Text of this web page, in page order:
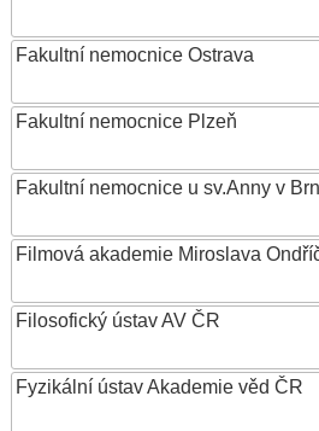
Fakultní nemocnice Ostrava
Fakultní nemocnice Plzeň
Fakultní nemocnice u sv.Anny v
Filmová akademie Miroslava
Filosofický ústav AV ČR
Fyzikální ústav Akademie věd ČR